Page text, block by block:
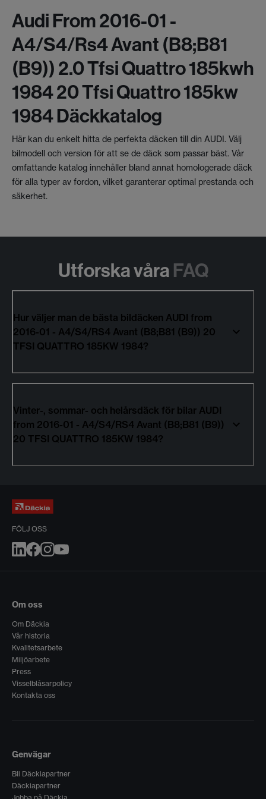
Audi From 2016-01 -
A4/s4/rs4 Avant (b8;b81
(b9)) 2.0 Tfsi Quattro 185kwh
1984 20 Tfsi Quattro 185kw
1984 Däckkatalog
Här kan du enkelt hitta de perfekta däcken till din AUDI. Välj
bilmodell och version för att se de däck som passar bäst. Vår
omfattande katalog innehåller bland annat homologerade däck
för alla typer av fordon, vilket garanterar optimal prestanda och
säkerhet.
Utforska våra FAQ
Hur väljer man de bästa bildäcken AUDI from
2016-01 - A4/S4/RS4 Avant (B8;B81 (B9)) 20
TFSI QUATTRO 185KW 1984?
Vinter-, sommar- och helårsdäck för bilar AUDI
from 2016-01 - A4/S4/RS4 Avant (B8;B81 (B9))
20 TFSI QUATTRO 185KW 1984?
FÖLJ OSS
Om oss
Om Däckia
Vår historia
Kvalitetsarbete
Miljöarbete
Press
Visselblåsarpolicy
Kontakta oss
Genvägar
Bli Däckiapartner
Däckiapartner